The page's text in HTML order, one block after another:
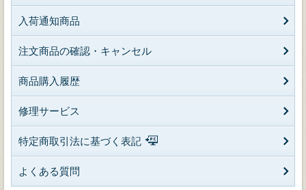
入荷通知商品
注文商品の確認・キャンセル
商品購入履歴
修理サービス
特定商取引法に基づく表記
よくある質問